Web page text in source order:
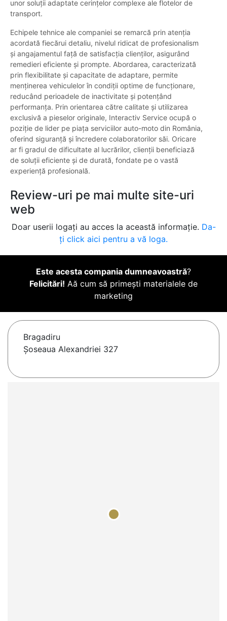
unor soluții adaptate cerințelor complexe ale flotelor de
transport.
Echipele tehnice ale companiei se remarcă prin atenția
acordată fiecărui detaliu, nivelul ridicat de profesionalism
și angajamentul față de satisfacția clienților, asigurând
remedieri eficiente și prompte. Abordarea, caracterizată
prin flexibilitate și capacitate de adaptare, permite
menținerea vehiculelor în condiții optime de funcționare,
reducând perioadele de inactivitate și potențând
performanța. Prin orientarea către calitate și utilizarea
exclusivă a pieselor originale, Interactiv Service ocupă o
poziție de lider pe piața serviciilor auto-moto din România,
oferind siguranță și încredere colaboratorilor săi. Oricare
ar fi gradul de dificultate al lucrărilor, clienții beneficiază
de soluții eficiente și de durată, fondate pe o vastă
experiență profesională.
Review-uri pe mai multe site-uri
web
Doar userii logați au acces la această informație. Da-
ți click aici pentru a vă loga.
Este acesta compania dumneavoastră?
Felicitări! Aă cum să primești materialele de
marketing
Bragadiru
Șoseaua Alexandriei 327